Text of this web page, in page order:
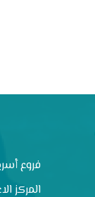
فروع
المركز